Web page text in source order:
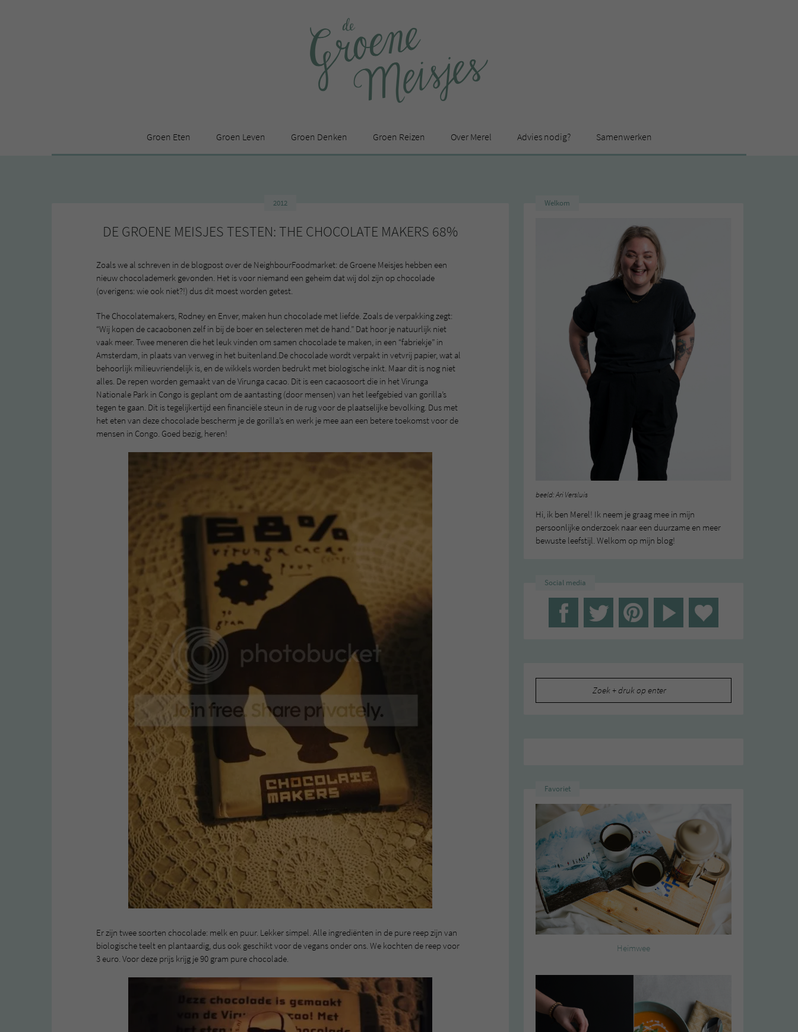
Groen Eten Groen Leven Groen Denken Groen Reizen Over Merel Advies nodig? Samenwerken
2012
DE GROENE MEISJES TESTEN: THE CHOCOLATE MAKERS 68%
Zoals we al schreven in de blogpost over de NeighbourFoodmarket: de Groene Meisjes hebben een
nieuw chocolademerk gevonden. Het is voor niemand een geheim dat wij dol zijn op chocolade
(overigens: wie ook niet?!) dus dit moest worden getest.
The Chocolatemakers, Rodney en Enver, maken hun chocolade met liefde. Zoals de verpakking zegt:
“Wij kopen de cacaobonen zelf in bij de boer en selecteren met de hand.” Dat hoor je natuurlijk niet
vaak meer. Twee meneren die het leuk vinden om samen chocolade te maken, in een “fabriekje” in
Amsterdam, in plaats van verweg in het buitenland.De chocolade wordt verpakt in vetvrij papier, wat al
behoorlijk milieuvriendelijk is, en de wikkels worden bedrukt met biologische inkt. Maar dit is nog niet
alles. De repen worden gemaakt van de Virunga cacao. Dit is een cacaosoort die in het Virunga
Nationale Park in Congo is geplant om de aantasting (door mensen) van het leefgebied van gorilla’s
tegen te gaan. Dit is tegelijkertijd een financiële steun in de rug voor de plaatselijke bevolking. Dus met
het eten van deze chocolade bescherm je de gorilla’s en werk je mee aan een betere toekomst voor de
mensen in Congo. Goed bezig, heren!
Er zijn twee soorten chocolade: melk en puur. Lekker simpel. Alle ingrediënten in de pure reep zijn van
biologische teelt en plantaardig, dus ook geschikt voor de vegans onder ons. We kochten de reep voor
3 euro. Voor deze prijs krijg je 90 gram pure chocolade.
Welkom
beeld: Ari Versluis
Hi, ik ben Merel! Ik neem je graag mee in mijn
persoonlijke onderzoek naar een duurzame en meer
bewuste leefstijl. Welkom op mijn blog!
Social media
Favoriet
Heimwee